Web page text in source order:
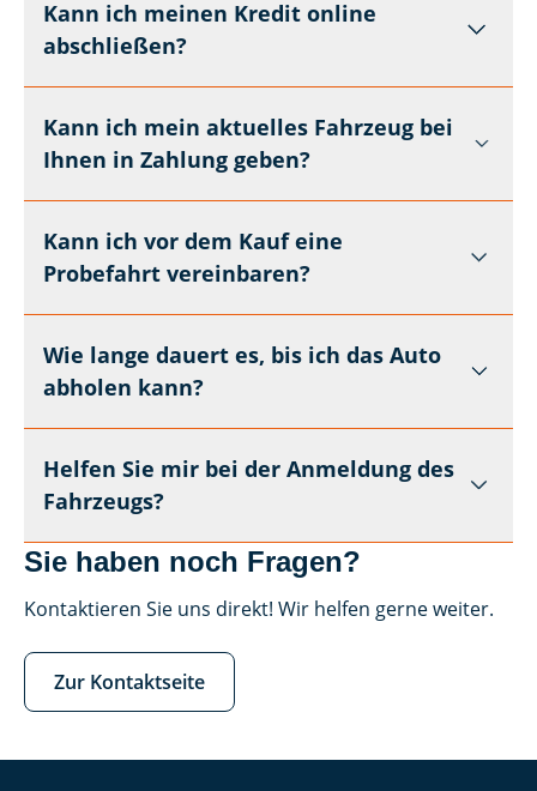
Kann ich meinen Kredit online
abschließen?
Kann ich mein aktuelles Fahrzeug bei
Ihnen in Zahlung geben?
Kann ich vor dem Kauf eine
Probefahrt vereinbaren?
Wie lange dauert es, bis ich das Auto
abholen kann?
Helfen Sie mir bei der Anmeldung des
Fahrzeugs?
Sie haben noch Fragen?
Kontaktieren Sie uns direkt! Wir helfen gerne weiter.
Zur Kontaktseite